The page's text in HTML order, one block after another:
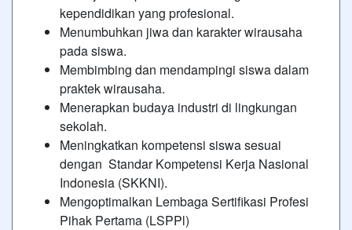
kependidikan yang profesional.
Menumbuhkan jiwa dan karakter wirausaha
pada siswa.
Membimbing dan mendampingi siswa dalam
praktek wirausaha.
Menerapkan budaya industri di lingkungan
sekolah.
Meningkatkan kompetensi siswa sesuai
dengan Standar Kompetensi Kerja Nasional
Indonesia (SKKNI).
Mengoptimalkan Lembaga Sertifikasi Profesi
Pihak Pertama (LSPPl)